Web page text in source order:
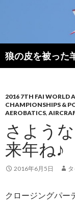
狼の皮を被った
検
索
ン
ツ
移
動
2016 7TH FAI WORLD
CHAMPIONSHIPS &
AEROBATICS,
さよう
来年ね♪
2016年6月5日
クロージングパー